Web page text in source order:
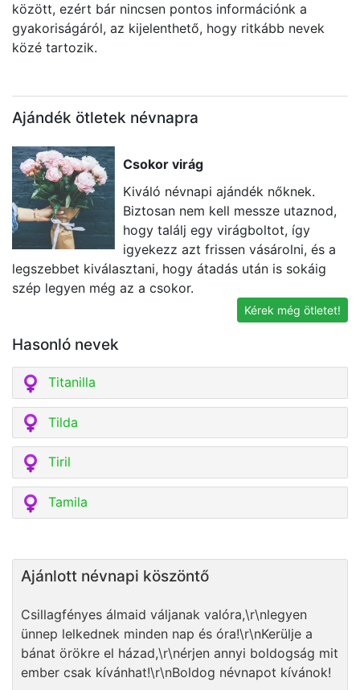
között, ezért bár nincsen pontos információnk a
gyakoriságáról, az kijelenthető, hogy ritkább nevek
közé tartozik.
Ajándék ötletek névnapra
Csokor virág
Kiváló névnapi ajándék nőknek.
Biztosan nem kell messze utaznod,
hogy találj egy virágboltot, így
igyekezz azt frissen vásárolni, és a
legszebbet kiválasztani, hogy átadás után is sokáig
szép legyen még az a csokor.
Kérek még ötletet!
Hasonló nevek
Titanilla
Tilda
Tiril
Tamila
Ajánlott névnapi köszöntő
Csillagfényes álmaid váljanak valóra,\r\nlegyen
ünnep lelkednek minden nap és óra!\r\nKerülje a
bánat örökre el házad,\r\nérjen annyi boldogság mit
ember csak kívánhat!\r\nBoldog névnapot kívánok!